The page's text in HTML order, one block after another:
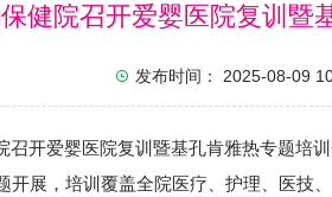
健院召开爱婴医院复训暨
发布时间： 2025-08-09
爱婴医院复训暨基孔肯雅热专题培训
开展，培训覆盖全院医疗、护理、医技